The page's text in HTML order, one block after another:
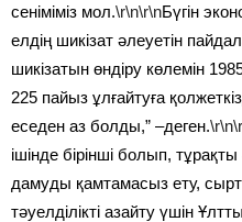
сеніміміз мол.\r\n\r\nБүгін
елдің шикізат әлеуетін
шикізатын өндіру көлемін
225 пайыз ұлғайтуға
еседен аз болды,” –деген.
ішінде бірінші болып,
дамуды қамтамасыз ету,
тәуелділікті азайту үшін